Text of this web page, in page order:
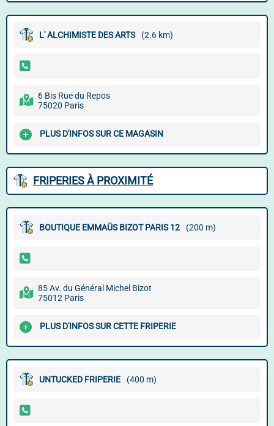
L' ALCHIMISTE DES ARTS (2.6 km)
6 Bis Rue du Repos
75020 Paris
PLUS D'INFOS SUR CE MAGASIN
FRIPERIES À PROXIMITÉ
BOUTIQUE EMMAÜS BIZOT PARIS 12 (200 m)
85 Av. du Général Michel Bizot
75012 Paris
PLUS D'INFOS SUR CETTE FRIPERIE
UNTUCKED FRIPERIE (400 m)